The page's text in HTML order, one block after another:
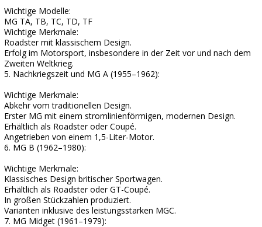
Wichtige Modelle:
MG TA, TB, TC, TD, TF
Wichtige Merkmale:
Roadster mit klassischem Design.
Erfolg im Motorsport, insbesondere in der Zeit vor und nach dem
Zweiten Weltkrieg.
5. Nachkriegszeit und MG A (1955–1962):
Wichtige Merkmale:
Abkehr vom traditionellen Design.
Erster MG mit einem stromlinienförmigen, modernen Design.
Erhältlich als Roadster oder Coupé.
Angetrieben von einem 1,5-Liter-Motor.
6. MG B (1962–1980):
Wichtige Merkmale:
Klassisches Design britischer Sportwagen.
Erhältlich als Roadster oder GT-Coupé.
In großen Stückzahlen produziert.
Varianten inklusive des leistungsstarken MGC.
7. MG Midget (1961–1979):